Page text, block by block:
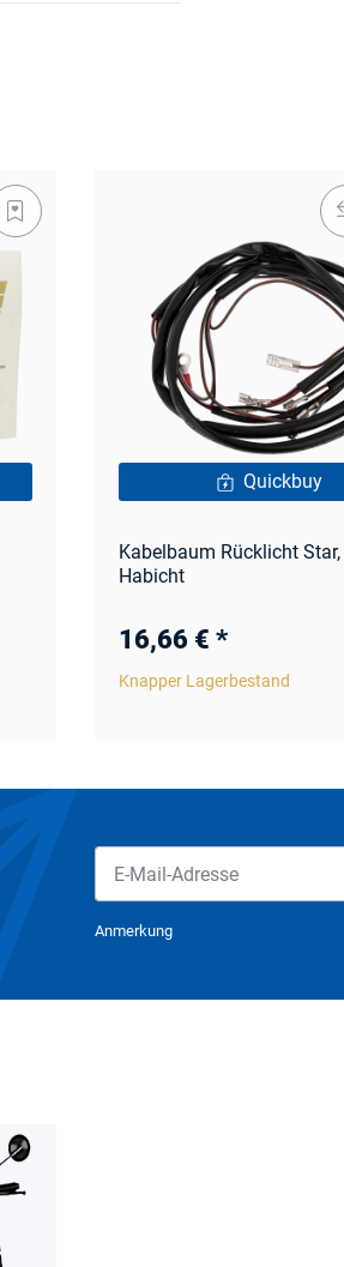
Quickbuy
Kabelbaum Rücklicht Star,
Habicht
16,66 € *
Knapper Lagerbestand
Anmerkung